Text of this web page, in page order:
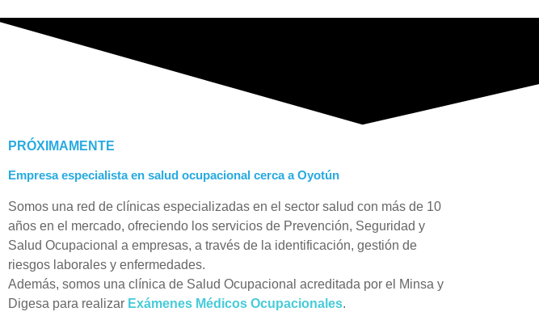
PRÓXIMAMENTE
Empresa especialista en salud ocupacional cerca a Oyotún
Somos una red de clínicas especializadas en el sector salud con más de 10
años en el mercado, ofreciendo los servicios de Prevención, Seguridad y
Salud Ocupacional a empresas, a través de la identificación, gestión de
riesgos laborales y enfermedades.
Además, somos una clínica de Salud Ocupacional acreditada por el Minsa y
Digesa para realizar Exámenes Médicos Ocupacionales.